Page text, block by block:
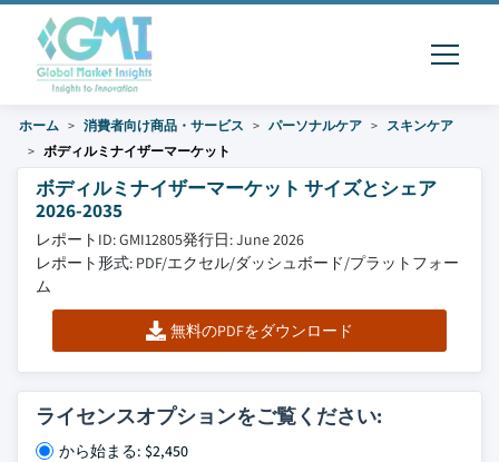
ホーム 消費者向け商品・サービス パーソナルケア
スキンケア
ボディルミナイザーマーケット
ボディルミナイザーマーケット サイズとシェア
2026-2035
レポートID: GMI12805発行日: June 2026
レポート形式: PDF/エクセル/ダッシュボード/プラットフォー
ム
無料のPDFをダウンロード
ライセンスオプションをご覧ください:
から始まる: $2,450